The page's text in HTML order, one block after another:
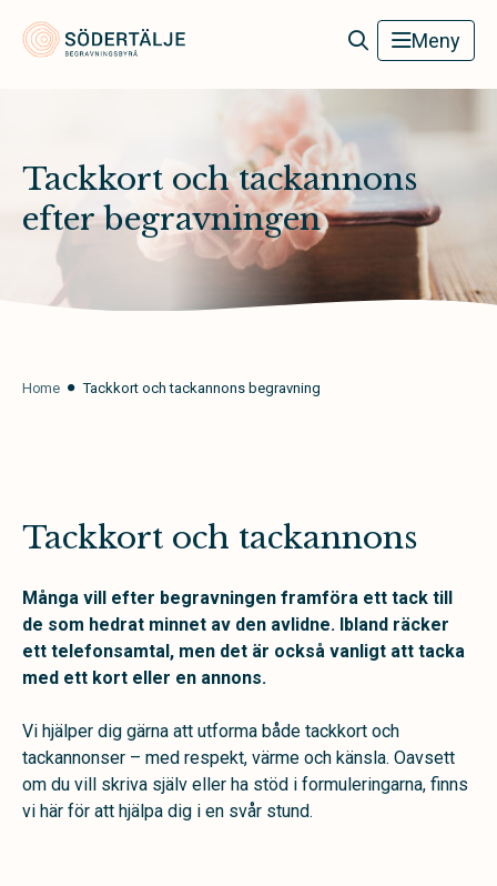
Södertälje Begravningsbyrå Meny
Tackkort och tackannons
efter begravningen
Home Tackkort och tackannons begravning
Tackkort och tackannons
Många vill efter begravningen framföra ett tack till
de som hedrat minnet av den avlidne. Ibland räcker
ett telefonsamtal, men det är också vanligt att tacka
med ett kort eller en annons.
Vi hjälper dig gärna att utforma både tackkort och
tackannonser – med respekt, värme och känsla. Oavsett
om du vill skriva själv eller ha stöd i formuleringarna, finns
vi här för att hjälpa dig i en svår stund.